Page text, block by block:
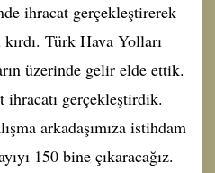
ihracat gerçekleştirerek
Türk Hava Yolları
üzerinde gelir elde ettik.
gerçekleştirdik.
arkadaşımıza istihdam
150 bine çıkaracağız.